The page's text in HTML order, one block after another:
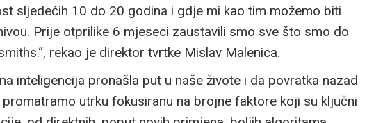
sljedećih 10 do 20 godina i gdje mi kao tim možemo biti
Prije otprilike 6 mjeseci zaustavili smo sve što smo do
rekao je direktor tvrtke Mislav Malenica.
inteligencija pronašla put u naše živote i da povratka nazad
utrku fokusiranu na brojne faktore koji su ključni